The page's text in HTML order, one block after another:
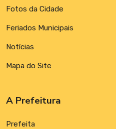
Fotos da Cidade
Feriados Municipais
Notícias
Mapa do Site
A Prefeitura
Prefeita